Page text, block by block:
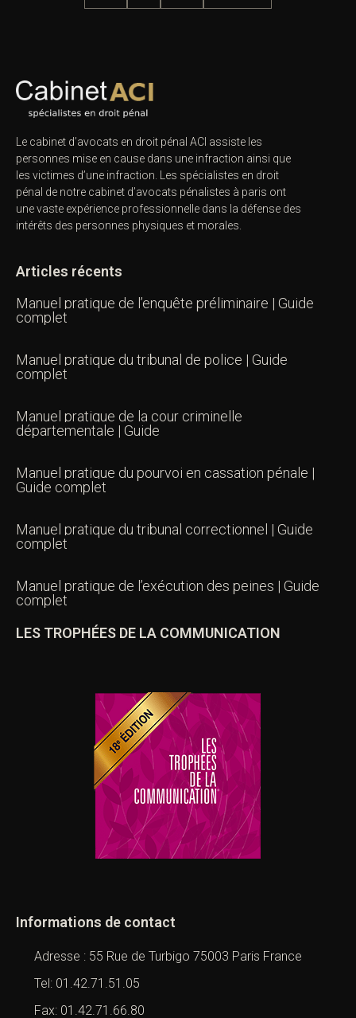
Le cabinet d’avocats en droit pénal ACI assiste les
personnes mise en cause dans une infraction ainsi que
les victimes d’une infraction. Les spécialistes en droit
pénal de notre cabinet d’avocats pénalistes à paris ont
une vaste expérience professionnelle dans la défense des
intérêts des personnes physiques et morales.
Articles récents
Manuel pratique de l’enquête préliminaire | Guide
complet
Manuel pratique du tribunal de police | Guide
complet
Manuel pratique de la cour criminelle
départementale | Guide
Manuel pratique du pourvoi en cassation pénale |
Guide complet
Manuel pratique du tribunal correctionnel | Guide
complet
Manuel pratique de l’exécution des peines | Guide
complet
LES TROPHÉES DE LA COMMUNICATION
Informations de contact
Adresse : 55 Rue de Turbigo 75003 Paris France
Tel: 01.42.71.51.05
Fax: 01.42.71.66.80